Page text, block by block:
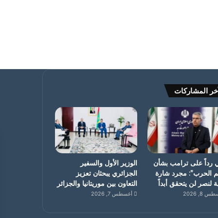
المشاركات
رداً على ترامب بشأن
الحرب”: مجرد شارة
لنصر لن يتحقق أبداً
8, 2026
الوزير الأول والسفير
الجزائري يبحثان تعزيز
التعاون بين موريتانيا والجزائر
أغسطس 7, 2026